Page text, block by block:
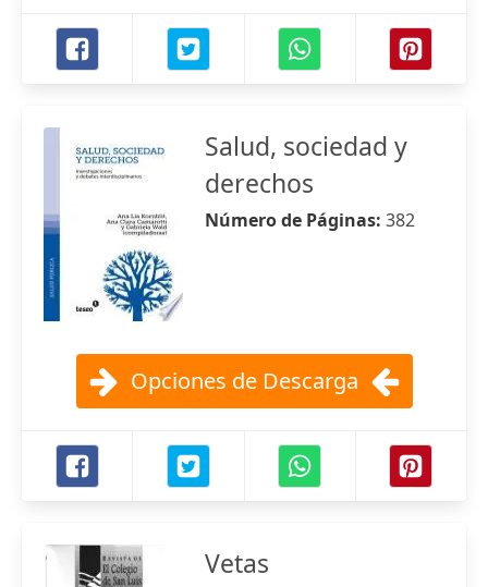
Salud, sociedad y
derechos
Número de Páginas: 382
Opciones de Descarga
Vetas